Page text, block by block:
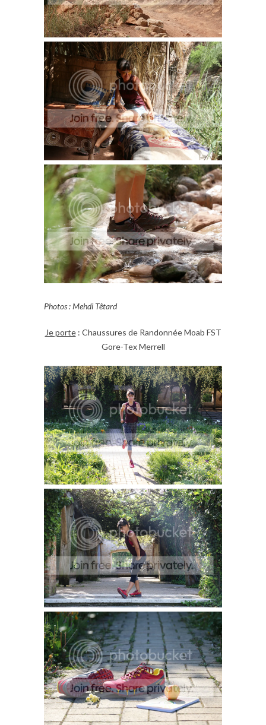
Photos : Mehdi Têtard
Je porte: Chaussures de Randonnée Moab FST
Gore-Tex Merrell